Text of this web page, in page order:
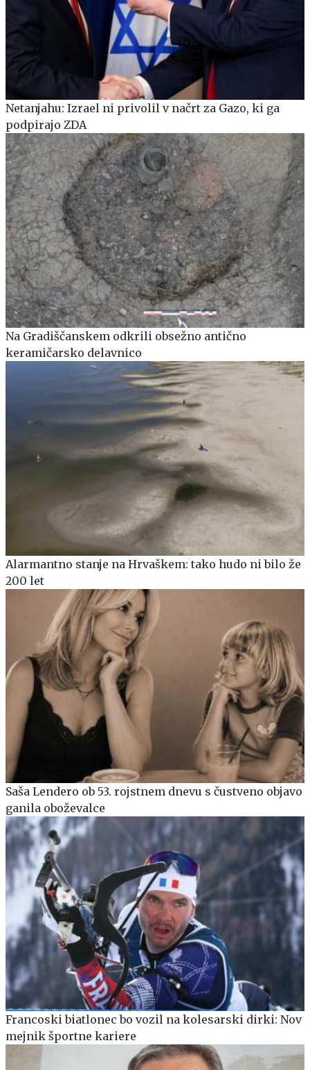
Netanjahu: Izrael ni privolil v načrt za Gazo, ki ga
podpirajo ZDA
Na Gradiščanskem odkrili obsežno antično
keramičarsko delavnico
Alarmantno stanje na Hrvaškem: tako hudo ni bilo že
200 let
Saša Lendero ob 53. rojstnem dnevu s čustveno objavo
ganila oboževalce
Francoski biatlonec bo vozil na kolesarski dirki: Nov
mejnik športne kariere